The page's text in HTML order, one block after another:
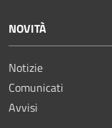
NOVITÀ
Notizie
Comunicati
Avvisi